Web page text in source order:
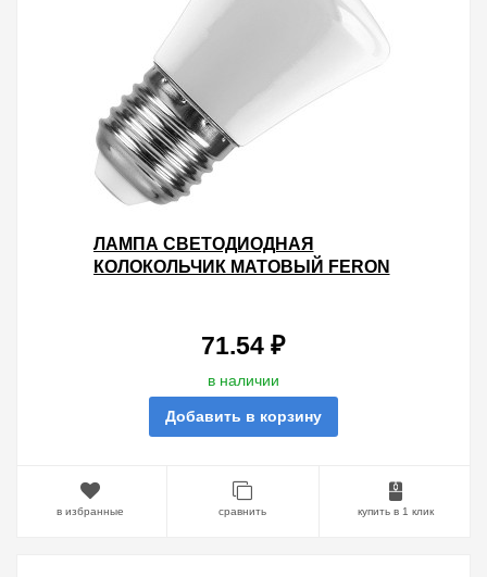
ЛАМПА СВЕТОДИОДНАЯ
КОЛОКОЛЬЧИК МАТОВЫЙ FERON
71.54 ₽
в наличии
Добавить в корзину
в избранные сравнить купить в 1 клик